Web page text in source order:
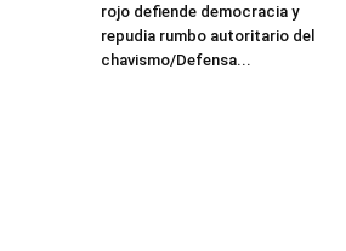
rojo defiende democracia y
repudia rumbo autoritario del
chavismo/Defensa...